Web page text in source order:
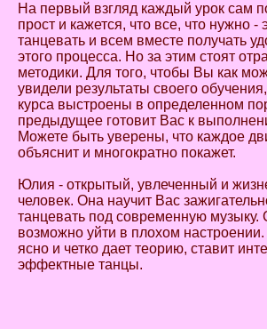
На первый взгляд каждый урок сам
прост и кажется, что все, что нужно -
танцевать и всем вместе получать
этого процесса. Но за этим стоят
методики. Для того, чтобы Вы как
увидели результаты своего
курса выстроены в определенном
предыдущее готовит Вас к
Можете быть уверены, что каждое
объяснит и многократно покажет.
Юлия - открытый, увлеченный и
человек. Она научит Вас
танцевать под современную музыку.
возможно уйти в плохом
ясно и четко дает теорию, ставит
эффектные танцы.